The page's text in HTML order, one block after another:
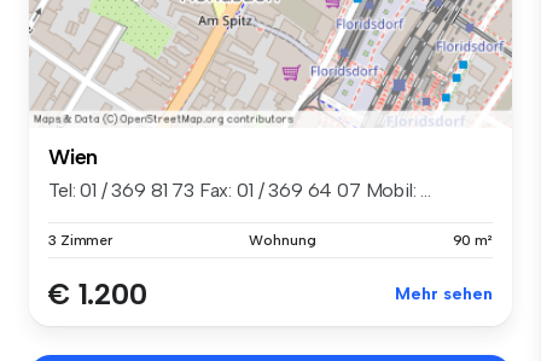
Wien
Tel: 01 / 369 81 73 Fax: 01 / 369 64 07 Mobil: ...
3 Zimmer Wohnung 90 m²
€ 1.200 Mehr sehen